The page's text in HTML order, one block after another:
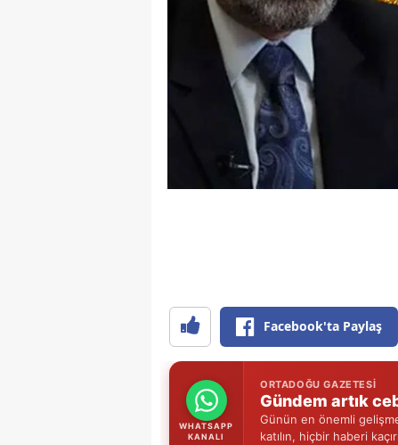
Facebook'ta Paylaş
WHATSAPP
KANALI
ORTADOĞU GAZETESI
Gündem artık
Günün en önemli
katılın, hiçbir haberi